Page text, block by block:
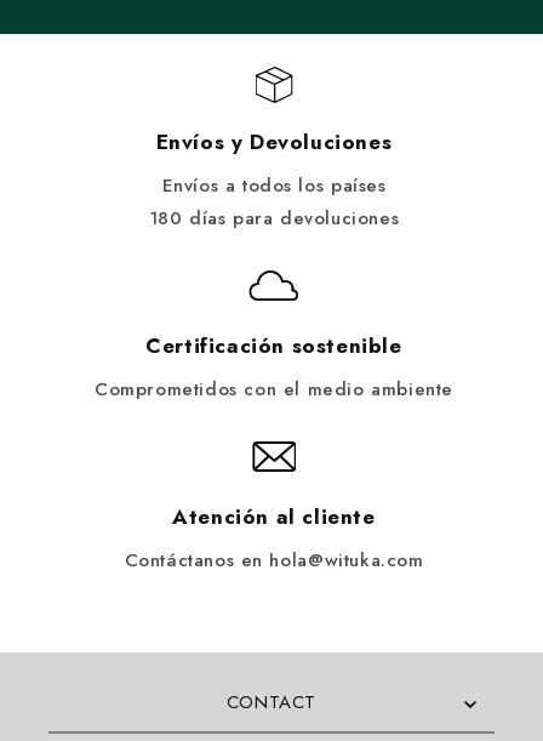
Envíos y Devoluciones
Envíos a todos los países
180 días para devoluciones
Certificación sostenible
Comprometidos con el medio ambiente
Atención al cliente
Contáctanos en hola@wituka.com
CONTACT